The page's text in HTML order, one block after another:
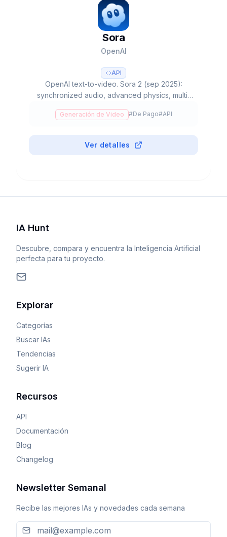
Sora
OpenAI
API
OpenAI text-to-video. Sora 2 (sep 2025):
synchronized audio, advanced physics, multi-
$200/mes (500+unlimited). Invite-only
Generación de Video #De Pago#API
Ver detalles
IA Hunt
Descubre, compara y encuentra la Inteligencia Artificial
perfecta para tu proyecto.
Explorar
Categorías
Buscar IAs
Tendencias
Sugerir IA
Recursos
API
Documentación
Blog
Changelog
Newsletter Semanal
Recibe las mejores IAs y novedades cada semana